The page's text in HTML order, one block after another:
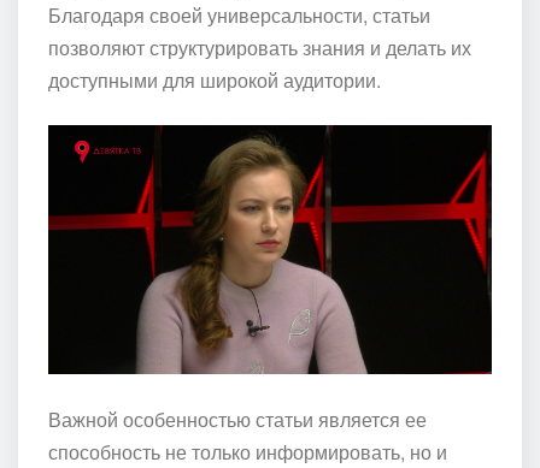
Благодаря своей универсальности, статьи
позволяют структурировать знания и делать их
доступными для широкой аудитории.
Важной особенностью статьи является ее
способность не только информировать, но и